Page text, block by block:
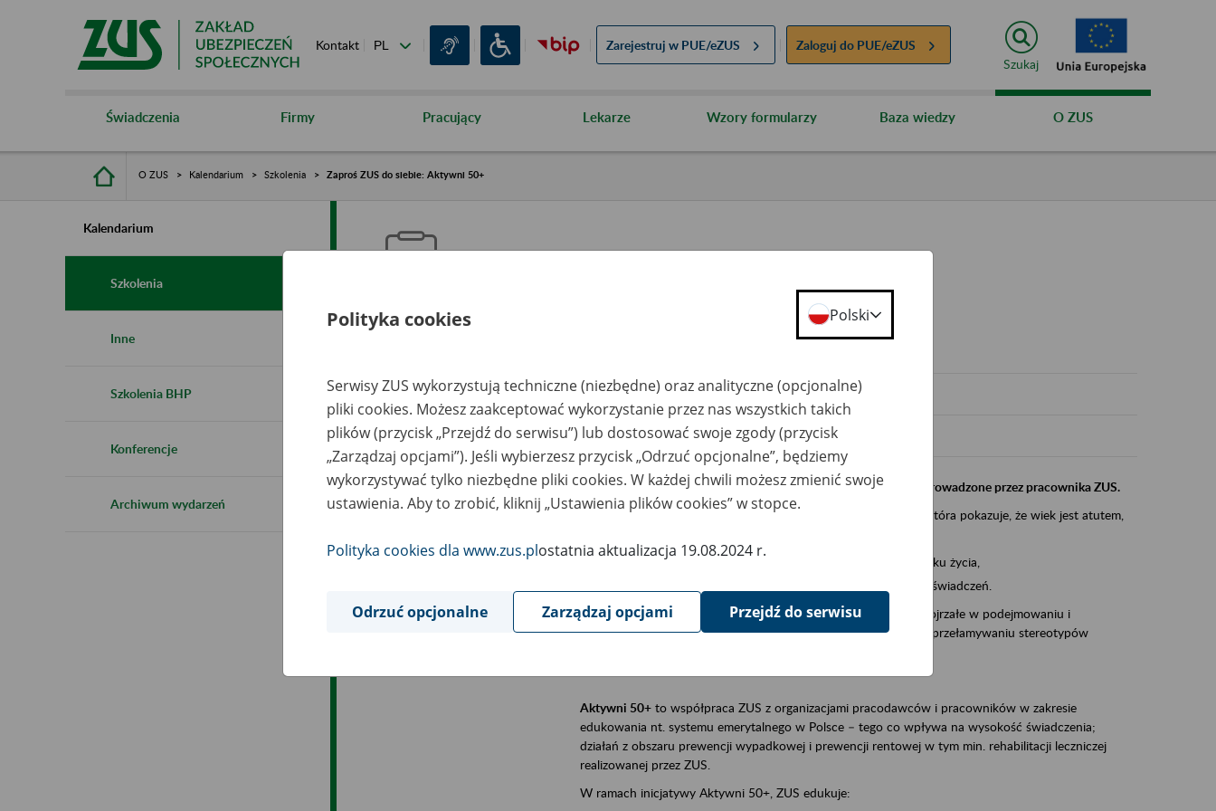
Kontakt Zarejestruj w PUE/eZUS Zaloguj do PUE/eZUS
Szukaj
Świadczenia Firmy Pracujący Lekarze Wzory formularzy Baza wiedzy O ZUS
O ZUS Kalendarium Szkolenia Zaproś ZUS do siebie: Aktywni 50+
Kalendarium
Szkolenia
Inne
Szkolenia BHP
Konferencje
Archiwum wydarzeń
Zaproś ZUS do siebie: Aktywni 50+
Rodzaj wydarzenia Szkolenia
Obszar merytoryczny Aktywni 50+, płatnicy, ubezpieczeni
Opis wydarzenia
Szkolenie stacjonarne w siedzibie firmy, instytucji, urzędu przeprowadzone przez pracownika ZUS.
Aktywni 50+
to inicjatywa Zakładu Ubezpieczeń Społecznych, która pokazuje, że wiek jest atutem,
promocja aktywności zawodowej osób po pięćdziesiątym roku życia,
zachęcanie do świadomego planowania kariery i przyszłych świadczeń.
ZUS przez działania informacyjne i edukacyjne wspiera osoby dojrzałe w podejmowaniu i
kontynuowaniu aktywności zawodowej, dbaniu o zdrowie oraz przełamywaniu stereotypów
Aktywni 50+to współpraca ZUS z organizacjami pracodawców i pracowników w zakresie
edukowania nt. systemu emerytalnego w Polsce – tego co wpływa na wysokość świadczenia;
działań z obszaru prewencji wypadkowej i prewencji rentowej w tym min. rehabilitacji leczniczej
realizowanej przez ZUS.
W ramach inicjatywy Aktywni 50+, ZUS edukuje:
Polityka cookies Polski
Serwisy ZUS wykorzystują techniczne (niezbędne) oraz analityczne (opcjonalne)
pliki cookies. Możesz zaakceptować wykorzystanie przez nas wszystkich takich
plików (przycisk „Przejdź do serwisu”) lub dostosować swoje zgody (przycisk
„Zarządzaj opcjami”). Jeśli wybierzesz przycisk „Odrzuć opcjonalne”, będziemy
wykorzystywać tylko niezbędne pliki cookies. W każdej chwili możesz zmienić swoje
ustawienia. Aby to zrobić, kliknij „Ustawienia plików cookies” w stopce.
Polityka cookies dla www.zus.plostatnia aktualizacja 19.08.2024 r.
Odrzuć opcjonalne Zarządzaj opcjami Przejdź do serwisu